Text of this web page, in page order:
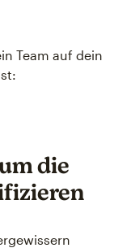
Team auf dein
die